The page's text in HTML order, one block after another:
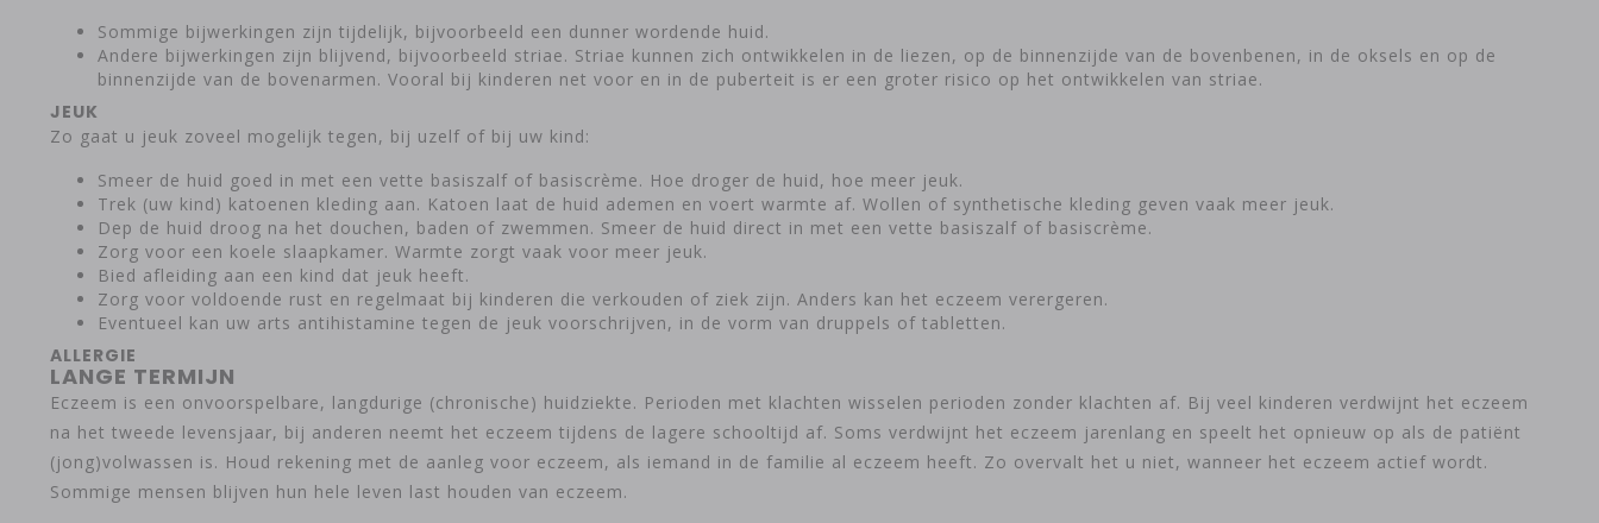
Sommige bijwerkingen zijn tijdelijk, bijvoorbeeld een dunner wordende huid.
Andere bijwerkingen zijn blijvend, bijvoorbeeld striae. Striae kunnen zich ontwikkelen in de liezen, op de binnenzijde van de bovenbenen, in de oksels en op de
binnenzijde van de bovenarmen. Vooral bij kinderen net voor en in de puberteit is er een groter risico op het ontwikkelen van striae.
JEUK
Zo gaat u jeuk zoveel mogelijk tegen, bij uzelf of bij uw kind:
Smeer de huid goed in met een vette basiszalf of basiscrème. Hoe droger de huid, hoe meer jeuk.
Trek (uw kind) katoenen kleding aan. Katoen laat de huid ademen en voert warmte af. Wollen of synthetische kleding geven vaak meer jeuk.
Dep de huid droog na het douchen, baden of zwemmen. Smeer de huid direct in met een vette basiszalf of basiscrème.
Zorg voor een koele slaapkamer. Warmte zorgt vaak voor meer jeuk.
Bied afleiding aan een kind dat jeuk heeft.
Zorg voor voldoende rust en regelmaat bij kinderen die verkouden of ziek zijn. Anders kan het eczeem verergeren.
Eventueel kan uw arts antihistamine tegen de jeuk voorschrijven, in de vorm van druppels of tabletten.
ALLERGIE
LANGE TERMIJN
Eczeem is een onvoorspelbare, langdurige (chronische) huidziekte. Perioden met klachten wisselen perioden zonder klachten af. Bij veel kinderen verdwijnt het eczeem
na het tweede levensjaar, bij anderen neemt het eczeem tijdens de lagere schooltijd af. Soms verdwijnt het eczeem jarenlang en speelt het opnieuw op als de patiënt
(jong)volwassen is. Houd rekening met de aanleg voor eczeem, als iemand in de familie al eczeem heeft. Zo overvalt het u niet, wanneer het eczeem actief wordt.
Sommige mensen blijven hun hele leven last houden van eczeem.